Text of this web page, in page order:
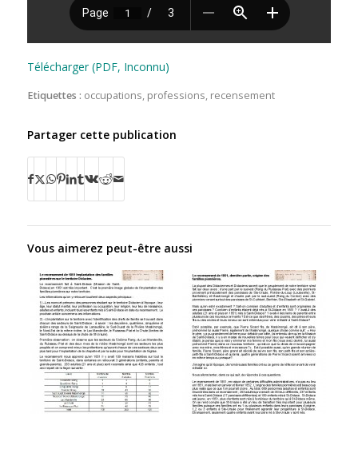
Télécharger (PDF, Inconnu)
Etiquettes : occupations, professions, recensement
Partager cette publication
Vous aimerez peut-être aussi